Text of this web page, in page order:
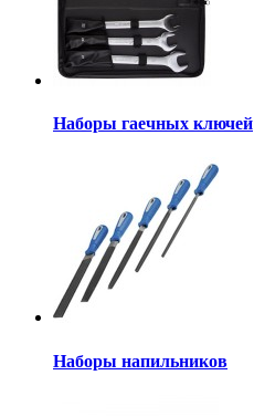
Наборы гаечных ключей
Наборы напильников